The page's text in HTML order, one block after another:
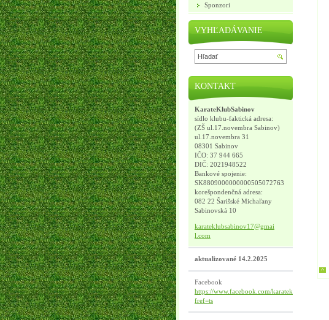
Sponzori
VYHĽADÁVANIE
KONTAKT
KarateKlubSabinov
sídlo klubu-faktická adresa:
(ZŠ ul.17.novembra Sabinov)
ul.17.novembra 31
08301 Sabinov
IČO: 37 944 665
DIČ: 2021948522
Bankové spojenie:
SK8809000000000505072763
korešpondenčná adresa:
082 22 Šarišské Michaľany
Sabinovská 10
karateklubsabinov17@gmai
l.com
aktualizované 14.2.2025
Facebook
https://www.facebook.com/karateklub.sabinov?
fref=ts